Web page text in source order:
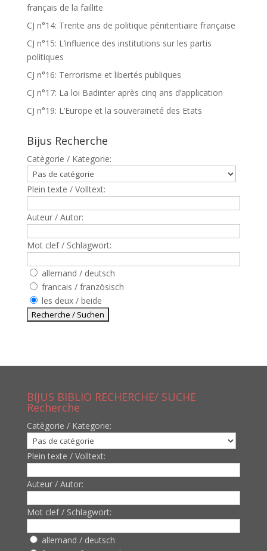
français de la faillite
CJ n°14: Trente ans de politique pénitentiaire française
CJ n°15: L’influence des institutions sur les partis
politiques
CJ n°16: Terrorisme et libertés publiques
CJ n°17: La loi Badinter après cinq ans d’application
CJ n°19: L’Europe et la souveraineté des Etats
Bijus Recherche
Catègorie / Kategorie:
Plein texte / Volltext:
Auteur / Autor:
Mot clef / Schlagwort:
allemand / deutsch
francais / französisch
les deux / beide
BIJUS BIBLIO RECHERCHE/ SUCHE
Recherche
Catègorie / Kategorie:
Plein texte / Volltext:
Auteur / Autor:
Mot clef / Schlagwort:
allemand / deutsch